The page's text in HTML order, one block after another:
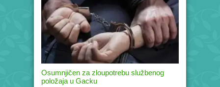
Osumnjičen za zloupotrebu službenog
položaja u Gacku